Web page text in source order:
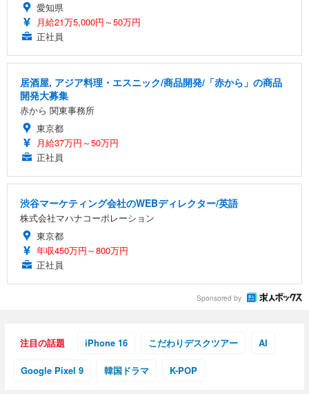
愛知県
月給21万5,000円～50万円
正社員
居酒屋, アジア料理・エスニック/商品開発/「赤から」の商品
開発大募集
赤から 関東事務所
東京都
月給37万円～50万円
正社員
渋谷マーケティング会社のWEBディレクター/英語
株式会社マハナコーポレーション
東京都
年収450万円～800万円
正社員
Sponsored by
注目の話題 iPhone 16 こだわりデスクツアー AI
Google Pixel 9 韓国ドラマ K-POP